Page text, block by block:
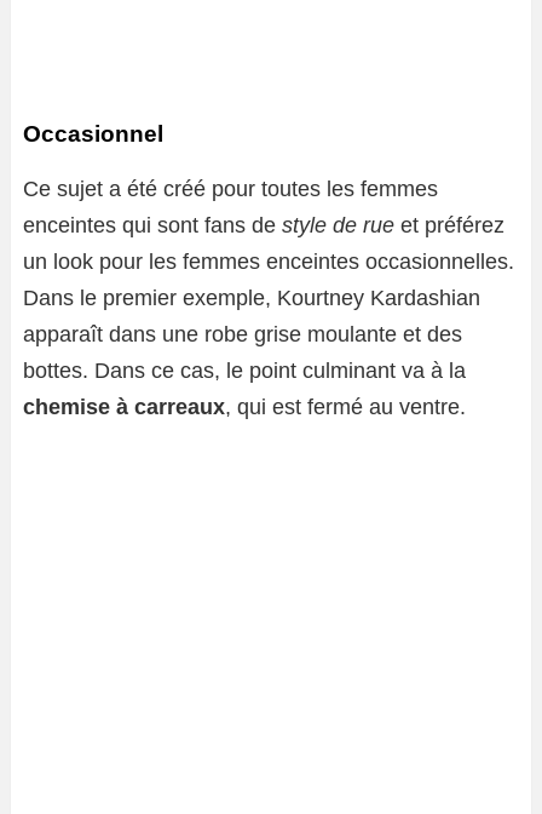
Occasionnel
Ce sujet a été créé pour toutes les femmes
enceintes qui sont fans de style de rue et préférez
un look pour les femmes enceintes occasionnelles.
Dans le premier exemple, Kourtney Kardashian
apparaît dans une robe grise moulante et des
bottes. Dans ce cas, le point culminant va à la
chemise à carreaux, qui est fermé au ventre.